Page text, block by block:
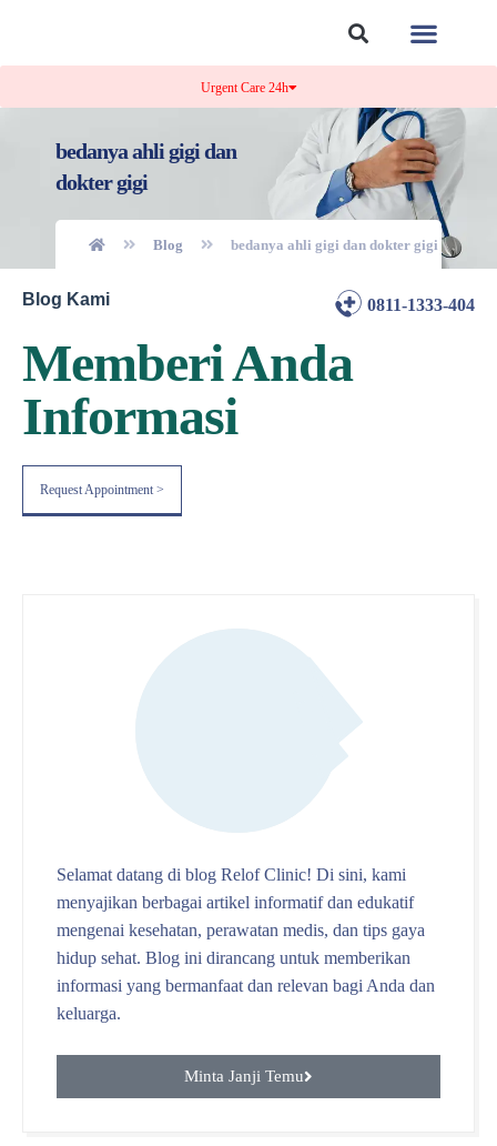
Urgent Care 24h
bedanya ahli gigi dan
dokter gigi
Blog bedanya ahli gigi dan dokter gigi
Blog Kami 0811-1333-404
Memberi Anda
Informasi
Request Appointment >
Selamat datang di blog Relof Clinic! Di sini, kami
menyajikan berbagai artikel informatif dan edukatif
mengenai kesehatan, perawatan medis, dan tips gaya
hidup sehat. Blog ini dirancang untuk memberikan
informasi yang bermanfaat dan relevan bagi Anda dan
keluarga.
Minta Janji Temu